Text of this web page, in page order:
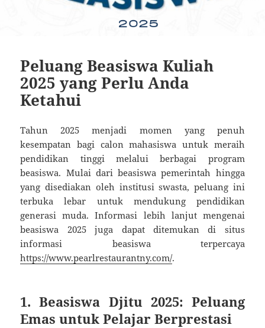
Peluang Beasiswa Kuliah
2025 yang Perlu Anda
Ketahui
Tahun 2025 menjadi momen yang penuh
kesempatan bagi calon mahasiswa untuk meraih
pendidikan tinggi melalui berbagai program
beasiswa. Mulai dari beasiswa pemerintah hingga
yang disediakan oleh institusi swasta, peluang ini
terbuka lebar untuk mendukung pendidikan
generasi muda. Informasi lebih lanjut mengenai
beasiswa 2025 juga dapat ditemukan di situs
informasi beasiswa terpercaya
https://www.pearlrestaurantny.com/.
1. Beasiswa Djitu 2025: Peluang
Emas untuk Pelajar Berprestasi